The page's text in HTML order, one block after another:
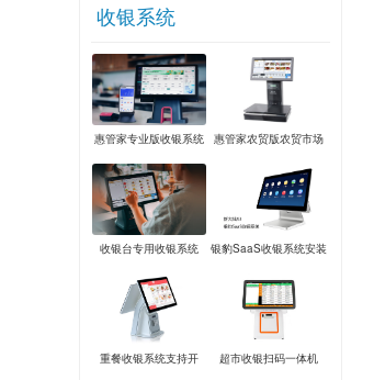
收银系统
惠管家专业版收银系统
惠管家农贸版农贸市场
收银台专用收银系统 银豹SaaS收银系统安装
重餐收银系统支持开
超市收银扫码一体机